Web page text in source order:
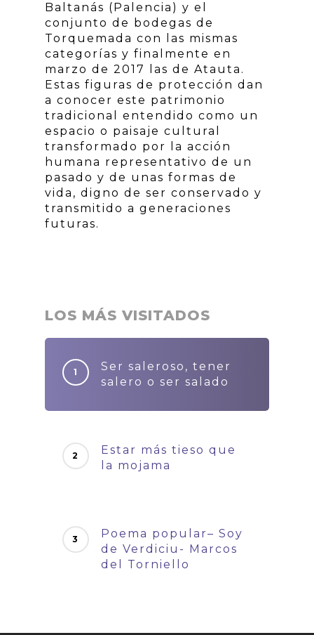
Baltanás (Palencia) y el
conjunto de bodegas de
Torquemada con las mismas
categorías y finalmente en
marzo de 2017 las de Atauta.
Estas figuras de protección dan
a conocer este patrimonio
tradicional entendido como un
espacio o paisaje cultural
transformado por la acción
humana representativo de un
pasado y de unas formas de
vida, digno de ser conservado y
transmitido a generaciones
futuras.
LOS MÁS VISITADOS
Ser saleroso, tener
salero o ser salado
Estar más tieso que
la mojama
Poema popular– Soy
de Verdiciu- Marcos
del Torniello